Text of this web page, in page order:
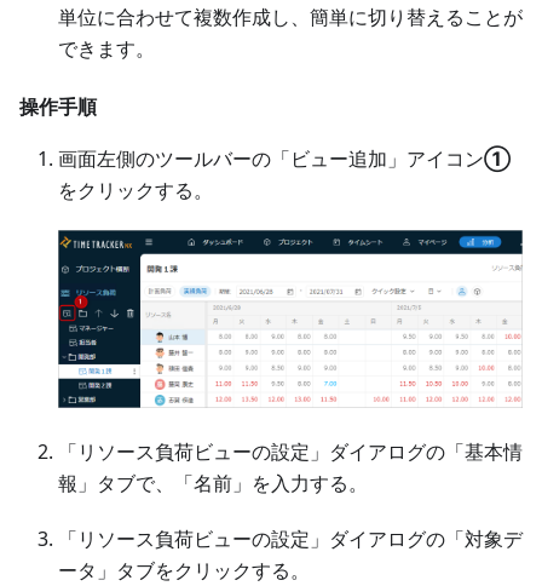
単位に合わせて複数作成し、簡単に切り替えることが
できます。
操作手順
画面左側のツールバーの「ビュー追加」アイコン①
をクリックする。
「リソース負荷ビューの設定」ダイアログの「基本情
報」タブで、「名前」を入力する。
「リソース負荷ビューの設定」ダイアログの「対象デ
ータ」タブをクリックする。